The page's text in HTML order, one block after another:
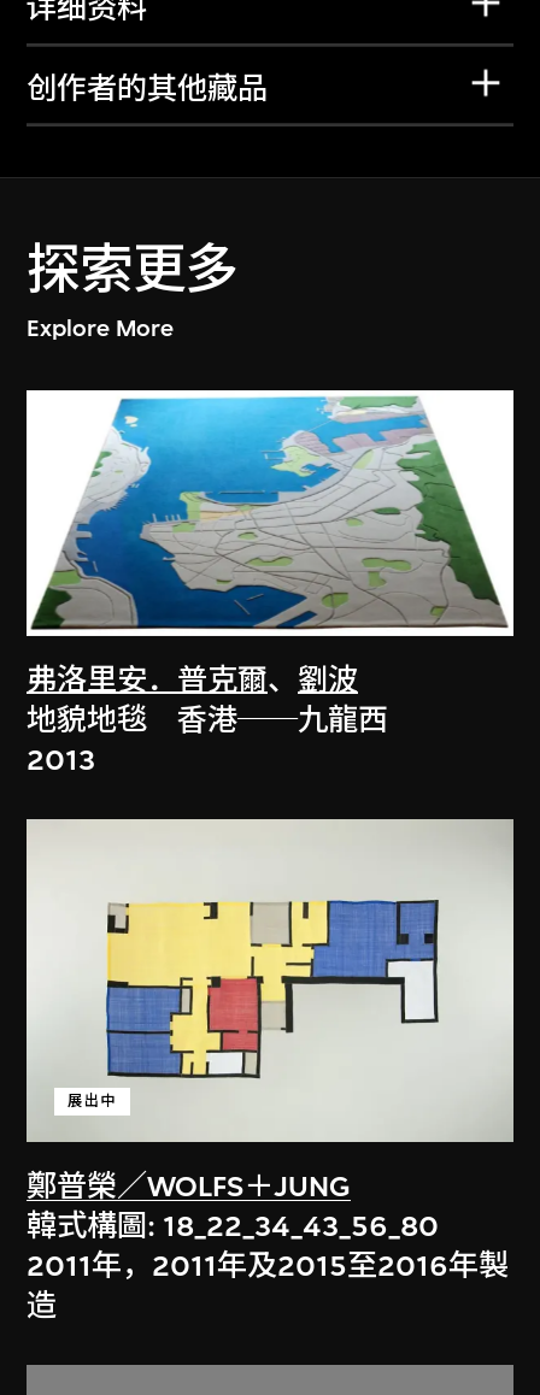
详细资料
创作者的其他藏品
探索更多
Explore More
弗洛里安．普克爾、 劉波
地貌地毯 香港──九龍西
2013
鄭普榮／WOLFS＋JUNG
展出中
韓式構圖: 18_22_34_43_56_80
2011年，2011年及2015至2016年製
造